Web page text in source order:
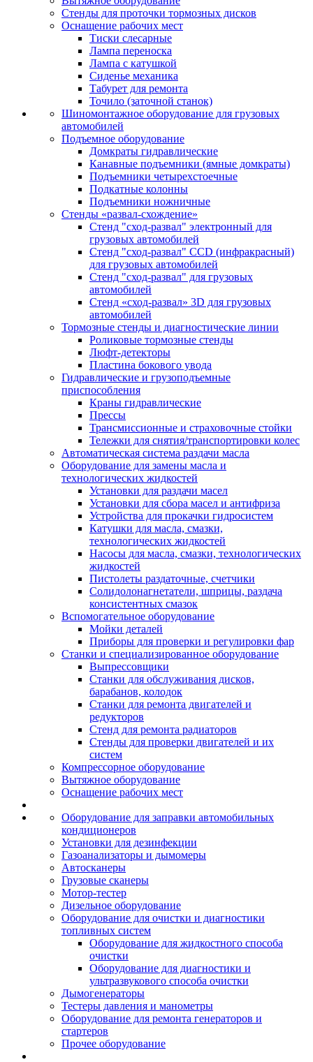
Стенды для проточки тормозных дисков
Оснащение рабочих мест
Тиски слесарные
Лампа переноска
Лампа с катушкой
Сиденье механика
Табурет для ремонта
Точило (заточной станок)
Шиномонтажное оборудование для грузовых
автомобилей
Подъемное оборудование
Домкраты гидравлические
Канавные подъемники (ямные домкраты)
Подъемники четырехстоечные
Подкатные колонны
Подъемники ножничные
Стенды «развал-схождение»
Стенд "сход-развал" электронный для
грузовых автомобилей
Стенд "сход-развал" CCD (инфракрасный)
для грузовых автомобилей
Стенд "сход-развал" для грузовых
автомобилей
Стенд «сход-развал» 3D для грузовых
автомобилей
Тормозные стенды и диагностические линии
Роликовые тормозные стенды
Люфт-детекторы
Пластина бокового увода
Гидравлические и грузоподъемные
приспособления
Краны гидравлические
Прессы
Трансмиссионные и страховочные стойки
Тележки для снятия/транспортировки колес
Автоматическая система раздачи масла
Оборудование для замены масла и
технологических жидкостей
Установки для раздачи масел
Установки для сбора масел и антифриза
Устройства для прокачки гидросистем
Катушки для масла, смазки,
технологических жидкостей
Насосы для масла, смазки, технологических
жидкостей
Пистолеты раздаточные, счетчики
Солидолонагнетатели, шприцы, раздача
консистентных смазок
Вспомогательное оборудование
Мойки деталей
Приборы для проверки и регулировки фар
Станки и специализированное оборудование
Выпрессовщики
Станки для обслуживания дисков,
барабанов, колодок
Станки для ремонта двигателей и
редукторов
Стенд для ремонта радиаторов
Стенды для проверки двигателей и их
систем
Компрессорное оборудование
Вытяжное оборудование
Оснащение рабочих мест
Оборудование для заправки автомобильных
кондиционеров
Установки для дезинфекции
Газоанализаторы и дымомеры
Автосканеры
Грузовые сканеры
Мотор-тестер
Дизельное оборудование
Оборудование для очистки и диагностики
топливных систем
Оборудование для жидкостного способа
очистки
Оборудование для диагностики и
ультразвукового способа очистки
Дымогенераторы
Тестеры давления и манометры
Оборудование для ремонта генераторов и
стартеров
Прочее оборудование